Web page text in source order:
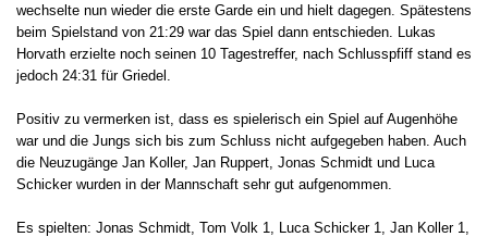
wechselte nun wieder die erste Garde ein und hielt dagegen. Spätestens
beim Spielstand von 21:29 war das Spiel dann entschieden. Lukas
Horvath erzielte noch seinen 10 Tagestreffer, nach Schlusspfiff stand es
jedoch 24:31 für Griedel.
Positiv zu vermerken ist, dass es spielerisch ein Spiel auf Augenhöhe
war und die Jungs sich bis zum Schluss nicht aufgegeben haben. Auch
die Neuzugänge Jan Koller, Jan Ruppert, Jonas Schmidt und Luca
Schicker wurden in der Mannschaft sehr gut aufgenommen.
Es spielten: Jonas Schmidt, Tom Volk 1, Luca Schicker 1, Jan Koller 1,